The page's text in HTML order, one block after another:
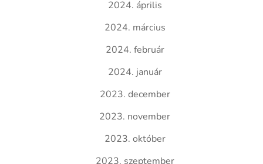
2024. április
2024. március
2024. február
2024. január
2023. december
2023. november
2023. október
2023. szeptember